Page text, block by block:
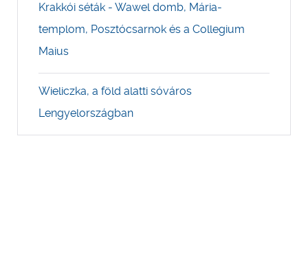
Krakkói séták - Wawel domb, Mária-
templom, Posztócsarnok és a Collegium
Maius
Wieliczka, a föld alatti sóváros
Lengyelországban